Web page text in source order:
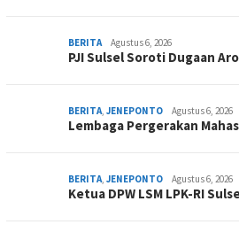
BERITA Agustus 6, 2026
PJI Sulsel Soroti Dugaan
BERITA, JENEPONTO Agustus 6, 2026
Lembaga Pergerakan
BERITA, JENEPONTO Agustus 6, 2026
Ketua DPW LSM LPK-RI